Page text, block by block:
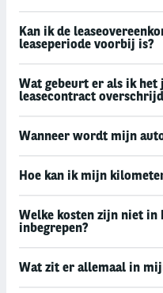
Kan ik de
leaseperiode voorbij is?
Wat gebeurt er als ik
leasecontract
Wanneer wordt mijn
Hoe kan ik mijn
Welke kosten zijn niet in
inbegrepen?
Wat zit er allemaal in
Over Arval